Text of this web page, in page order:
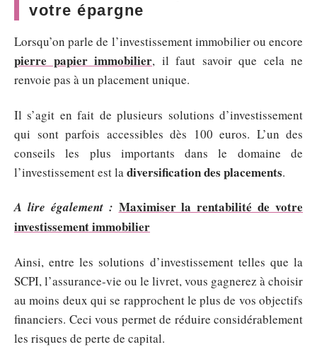
votre épargne
Lorsqu’on parle de l’investissement immobilier ou encore
pierre papier immobilier, il faut savoir que cela ne
renvoie pas à un placement unique.
Il s’agit en fait de plusieurs solutions d’investissement
qui sont parfois accessibles dès 100 euros. L’un des
conseils les plus importants dans le domaine de
l’investissement est la diversification des placements.
A lire également : Maximiser la rentabilité de votre
investissement immobilier
Ainsi, entre les solutions d’investissement telles que la
SCPI, l’assurance-vie ou le livret, vous gagnerez à choisir
au moins deux qui se rapprochent le plus de vos objectifs
financiers. Ceci vous permet de réduire considérablement
les risques de perte de capital.